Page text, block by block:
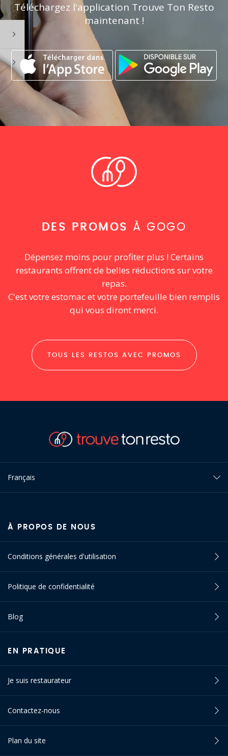
Téléchargez l'application Trouve Ton Resto
maintenant !
DES PROMOS À GOGO
Dépensez moins pour profiter plus ! Certains
restaurants offrent de belles réductions sur votre
repas.
C'est votre estomac et votre portefeuille bien remplis
qui vous diront merci.
TOUS LES RESTOS AVEC PROMOS
Français
À PROPOS DE NOUS
Conditions générales d'utilisation
Politique de confidentialité
Blog
EN PRATIQUE
Je suis restaurateur
Contactez-nous
Plan du site